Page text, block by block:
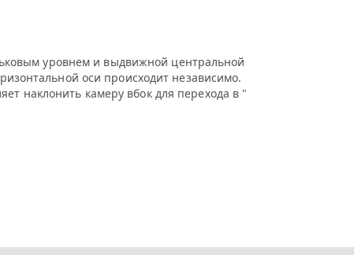
уровнем и выдвижной центральной
оси происходит независимо.
наклонить камеру вбок для перехода в "